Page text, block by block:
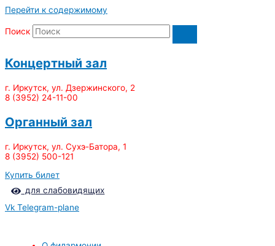
Перейти к содержимому
Поиск
Концертный зал
г. Иркутск, ул. Дзержинского, 2
8 (3952) 24-11-00
Органный зал
г. Иркутск, ул. Сухэ-Батора, 1
8 (3952) 500-121
Купить билет
для слабовидящих
Vk Telegram-plane